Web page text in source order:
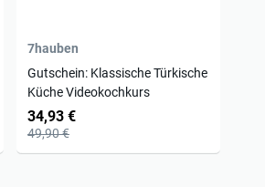
7hauben
Gutschein: Klassische Türkische
Küche Videokochkurs
34,93 €
49,90 €